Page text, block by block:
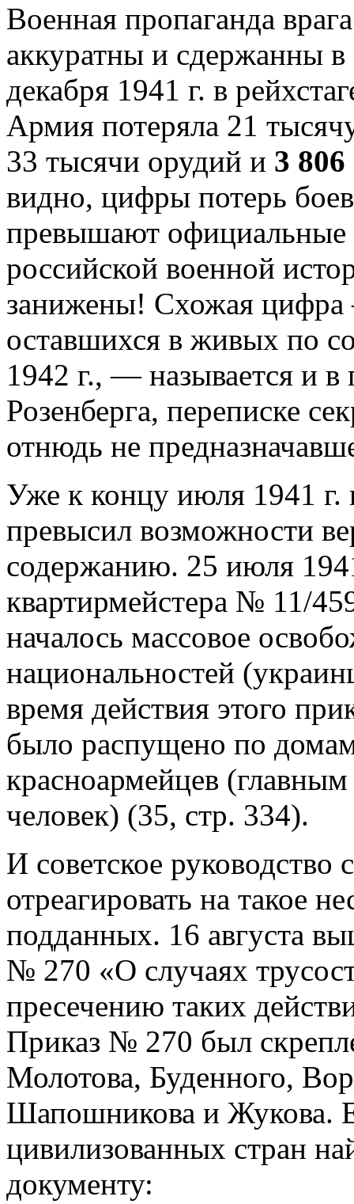
Военная пропаганда
аккуратны и сдержанны
декабря 1941 г. в
Армия потеряла 21
33 тысячи орудий и 3
видно, цифры потерь
превышают официальные
российской военной
занижены! Схожая
оставшихся в живых по
1942 г., — называется и в
Розенберга, переписке
отнюдь не
Уже к концу июля 1941 г.
превысил возможности
содержанию. 25 июля
квартирмейстера № 11/
началось массовое
национальностей
время действия этого
было распущено по
красноармейцев
человек) (35, стр. 334).
И советское
отреагировать на такое
подданных. 16 августа
№ 270 «О случаях
пресечению таких
Приказ № 270 был
Молотова, Буденного,
Шапошникова и Жукова.
цивилизованных стран
документу: